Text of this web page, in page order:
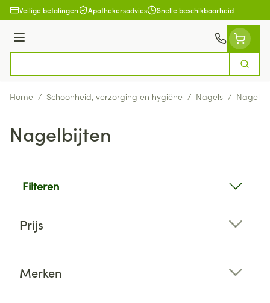
Ga naar de inhoud
Veilige betalingen Apothekersadvies Snelle beschikbaarheid
Menu
Zoek
Home / Schoonheid, verzorging en hygiëne / Nagels /
Nagelbijten
Filteren
Prijs
Merken